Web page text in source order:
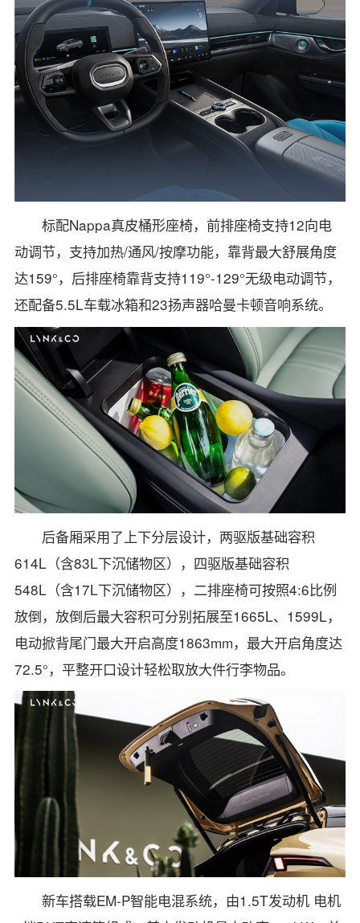
标配Nappa真皮桶形座椅，前排座椅支持12向电
动调节，支持加热/通风/按摩功能，靠背最大舒展角度
达159°，后排座椅靠背支持119°-129°无级电动调节，
还配备5.5L车载冰箱和23扬声器哈曼卡顿音响系统。
后备厢采用了上下分层设计，两驱版基础容积
614L（含83L下沉储物区），四驱版基础容积
548L（含17L下沉储物区），二排座椅可按照4:6比例
放倒，放倒后最大容积可分别拓展至1665L、1599L，
电动掀背尾门最大开启高度1863mm，最大开启角度达
72.5°，平整开口设计轻松取放大件行李物品。
新车搭载EM-P智能电混系统，由1.5T发动机 电机